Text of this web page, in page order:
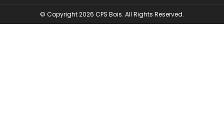
© Copyright 2026 CPS Bois. All Rights Reserved.